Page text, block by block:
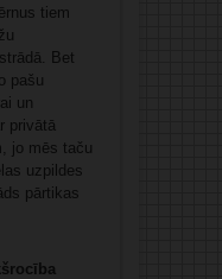
tiem
Bet
pašu
un
privātā
jo mēs taču
uzpildes
pārtikas